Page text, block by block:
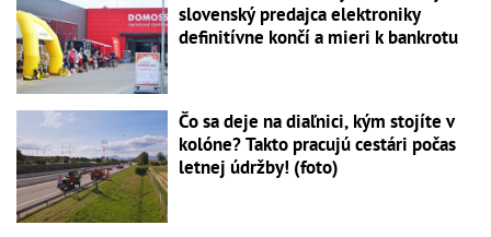
slovenský predajca elektroniky
definitívne končí a mieri k bankrotu
Čo sa deje na diaľnici, kým stojíte v
kolóne? Takto pracujú cestári počas
letnej údržby! (foto)